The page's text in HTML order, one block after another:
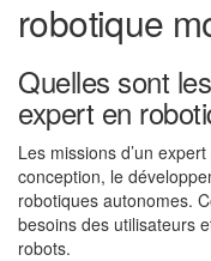
robotique
Quelles sont
expert en
Les missions d’un
conception, le
robotiques autonomes.
besoins des utilisateurs
robots.